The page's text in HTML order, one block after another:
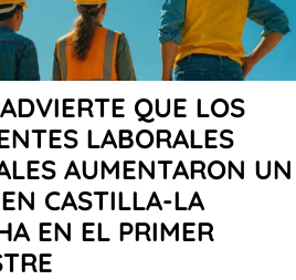
QUE LOS
LABORALES
AUMENTARON UN
CASTILLA-LA
EN EL PRIMER